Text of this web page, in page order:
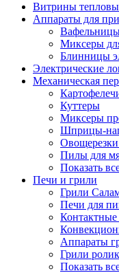
Витрины
Аппараты для
Миксеры
Блинницы
Электрические
Механическая
Куттеры
Миксеры
Шприцы-
Овощерезки
Пилы для
Показать
Печи и грили
Грили
Печи для
Контактные
Аппараты
Грили
Показать